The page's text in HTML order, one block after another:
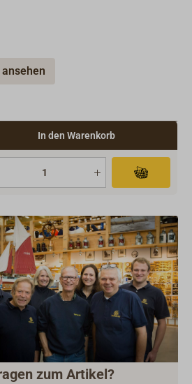
ca. 48 Std.
In den Warenkorb
zum Artikel?